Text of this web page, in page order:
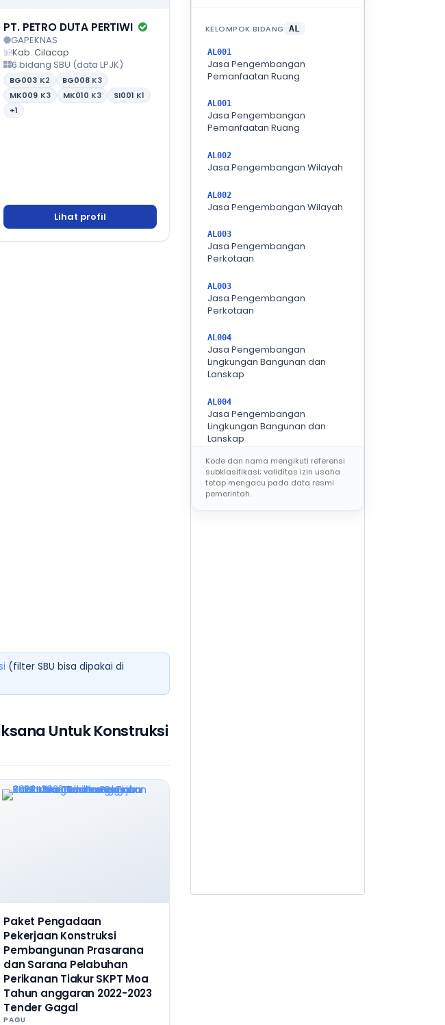
PT. PETRO DUTA PERTIWI
GAPEKNAS
Kab. Cilacap
6 bidang SBU (data LPJK)
BG003 K2 BG008 K3
MK009 K3 MK010 K3 SI001 K1
+1
Lihat profil
(filter SBU bisa dipakai di
Untuk Konstruksi
Paket Pengadaan
Pekerjaan Konstruksi
Pembangunan Prasarana
dan Sarana Pelabuhan
Perikanan Tiakur SKPT Moa
Tahun anggaran 2022-2023
Tender Gagal
PAGU
KELOMPOK BIDANG AL
AL001
Jasa Pengembangan
Pemanfaatan Ruang
AL001
Jasa Pengembangan
Pemanfaatan Ruang
AL002
Jasa Pengembangan Wilayah
AL002
Jasa Pengembangan Wilayah
AL003
Jasa Pengembangan
Perkotaan
AL003
Jasa Pengembangan
Perkotaan
AL004
Jasa Pengembangan
Lingkungan Bangunan dan
Lanskap
AL004
Jasa Pengembangan
Lingkungan Bangunan dan
Lanskap
KELOMPOK BIDANG AR
AR001
Jasa PengawasAdministrasi
Kode dan nama mengikuti referensi
subklasifikasi; validitas izin usaha
tetap mengacu pada data resmi
pemerintah.